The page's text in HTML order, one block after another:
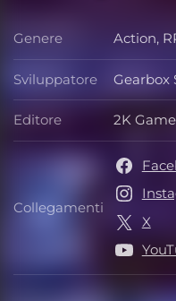
Genere Genere
Action,
Sviluppatore Gearbox
Editore Editore
2K
Collegamenti
X